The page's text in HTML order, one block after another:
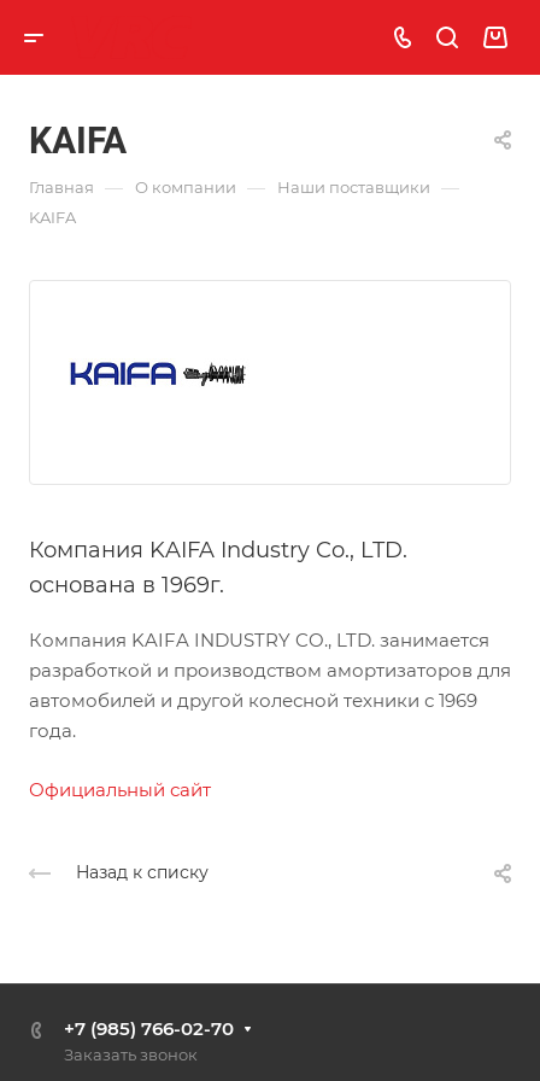
KAIFA
Главная — О компании — Наши поставщики —
KAIFA
Компания KAIFA Industry Co., LTD.
основана в 1969г.
Компания KAIFA INDUSTRY CO., LTD. занимается
разработкой и производством амортизаторов для
автомобилей и другой колесной техники с 1969
года.
Официальный сайт
Назад к списку
+7 (985) 766-02-70
Заказать звонок